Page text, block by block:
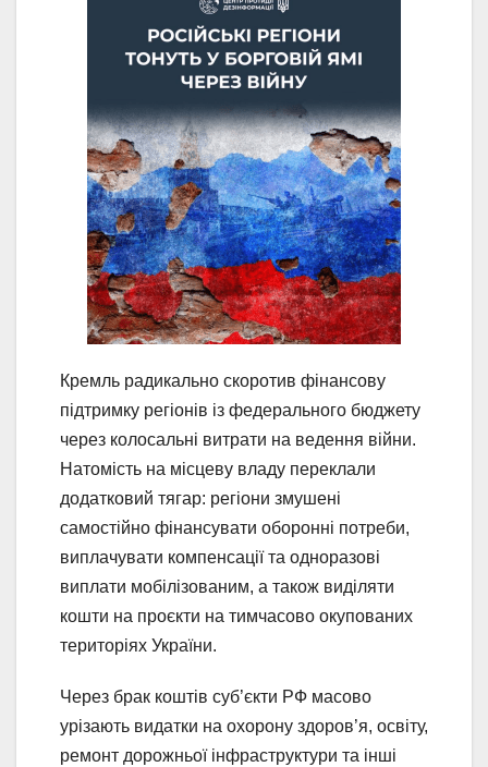
Кремль радикально скоротив фінансову
підтримку регіонів із федерального бюджету
через колосальні витрати на ведення війни.
Натомість на місцеву владу переклали
додатковий тягар: регіони змушені
самостійно фінансувати оборонні потреби,
виплачувати компенсації та одноразові
виплати мобілізованим, а також виділяти
кошти на проєкти на тимчасово окупованих
територіях України.
Через брак коштів суб’єкти РФ масово
урізають видатки на охорону здоров’я, освіту,
ремонт дорожньої інфраструктури та інші